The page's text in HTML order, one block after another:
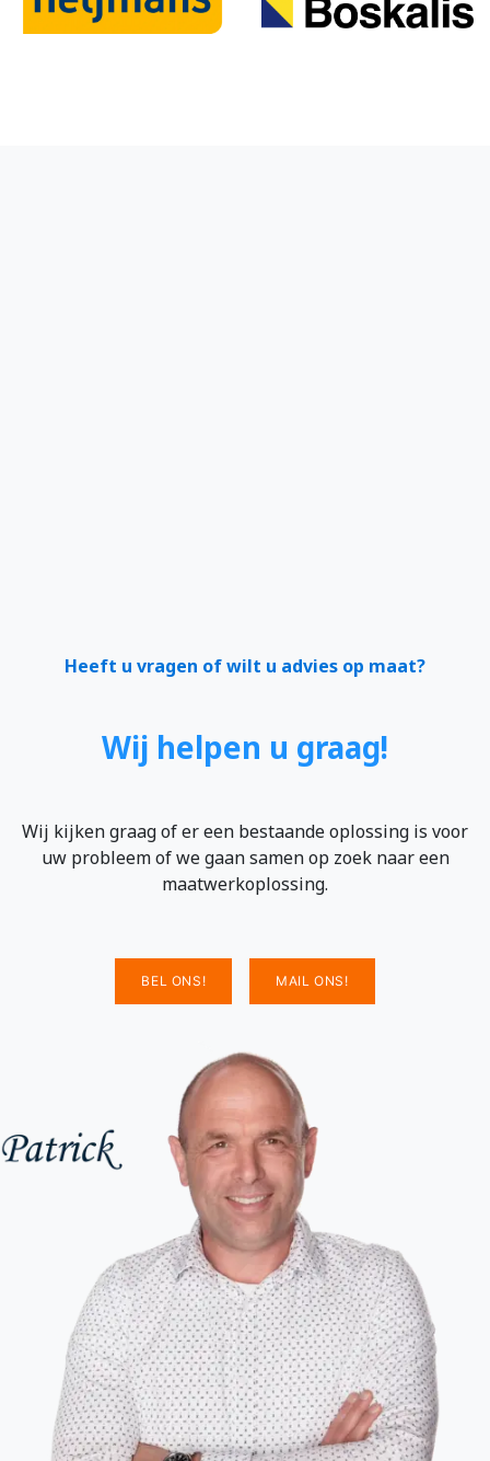
Heeft u vragen of wilt u advies op maat?
Wij helpen u graag!
Wij kijken graag of er een bestaande oplossing is voor
uw probleem of we gaan samen op zoek naar een
maatwerkoplossing.
BEL ONS! MAIL ONS!